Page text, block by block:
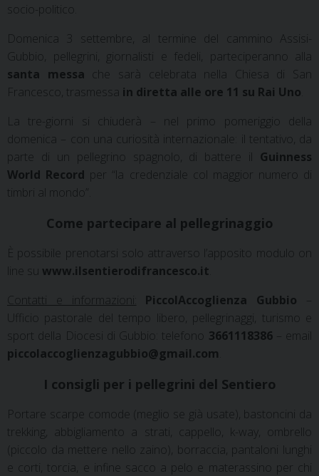
socio-politico.
Domenica 3 settembre, al termine del cammino Assisi-
Gubbio, pellegrini, giornalisti e fedeli, parteciperanno alla
santa messa che sarà celebrata nella Chiesa di San
Francesco, trasmessa in diretta alle ore 11 su Rai Uno
La tre-giorni si chiuderà – nel primo pomeriggio della
domenica – con una curiosità internazionale: il tentativo, da
parte di un pellegrino spagnolo, di battere il Guinness
World Record per “la credenziale col maggior numero di
timbri al mondo”.
Come partecipare al pellegrinaggio
È possibile prenotarsi solo attraverso l’apposito modulo on
line su www.ilsentierodifrancesco.it
Contatti e informazioni:
PiccolAccoglienza Gubbio
Ufficio pastorale del tempo libero, pellegrinaggi, turismo e
sport della Diocesi di Gubbio: telefono 3661118386– email
piccolaccoglienzagubbio@gmail.com
I consigli per i pellegrini del Sentiero
Portare scarpe comode (meglio se già usate), bastoncini da
trekking, abbigliamento a strati, cappello, k-way, ombrello
(piccolo da mettere nello zaino), borraccia, pantaloni lunghi
e corti, torcia, e infine sacco a pelo e materassino per chi